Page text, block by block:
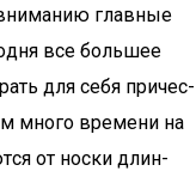
глав­ные
все боль­шее
для себя при­чес­
мно­го вре­ме­ни на
от нос­ки длин­